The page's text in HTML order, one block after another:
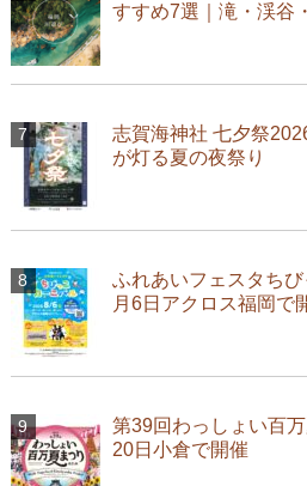
すすめ7選｜滝・渓谷
志賀海神社 七夕祭
が灯る夏の夜祭り
ふれあいフェスタち
月6日アクロス福岡で
第39回わっしょい百
20日小倉で開催